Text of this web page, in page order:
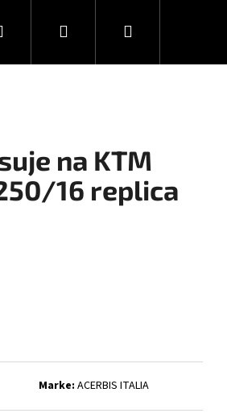
Suchen Login Warenkorb
na KTM
16 replica
Marke: ACERBIS ITALIA